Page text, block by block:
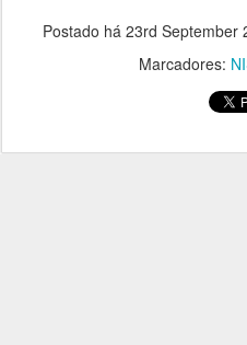
Postado há 23rd September
Marcadores: